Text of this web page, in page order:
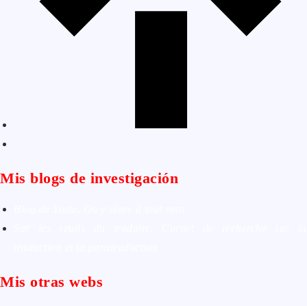
Mis blogs de investigación
Mis otras webs